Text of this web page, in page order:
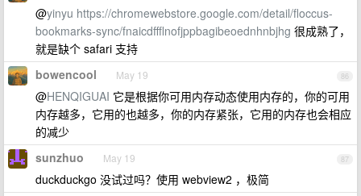
@yinyu https://chromewebstore.google.com/detail/floccus-
bookmarks-sync/fnaicdffflnofjppbagibeoednhnbjhg 很成熟了，
就是缺个 safari 支持
86
bowencool May 19
@HENQIGUAI 它是根据你可用内存动态使用内存的，你的可用
内存越多，它用的也越多，你的内存紧张，它用的内存也会相应
的减少
87
sunzhuo May 19
duckduckgo 没试过吗？使用 webview2 ，极简